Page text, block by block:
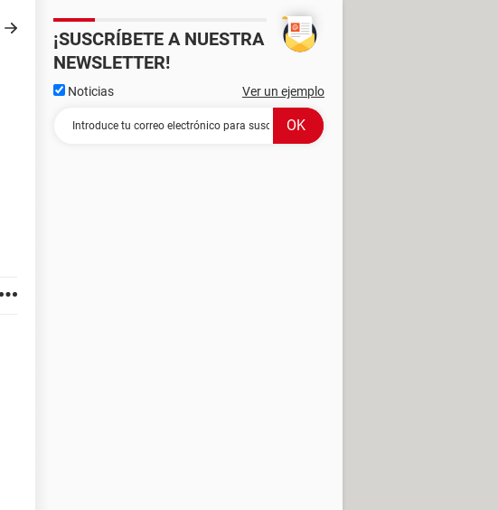
¡SUSCRÍBETE A NUESTRA
NEWSLETTER!
Noticias Ver un ejemplo